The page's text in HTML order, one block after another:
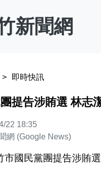
新聞網
即時快訊
提告涉賄選 林志
22 18:35
網 (Google News)
市國民黨團提告涉賄